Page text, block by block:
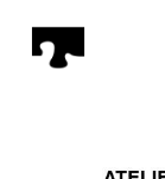
contenu